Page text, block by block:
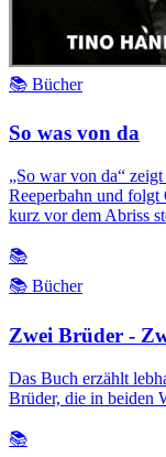
📚 Bücher
So was von da
„So war von da“
Reeperbahn und folgt
kurz vor dem Abriss
📚
📚 Bücher
Zwei Brüder -
Das Buch erzählt
Brüder, die in beiden
📚